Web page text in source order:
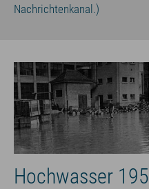
Nachrichtenkanal.)
Hochwasser